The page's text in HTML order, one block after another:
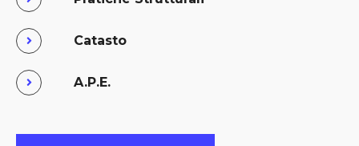
Catasto
A.P.E.